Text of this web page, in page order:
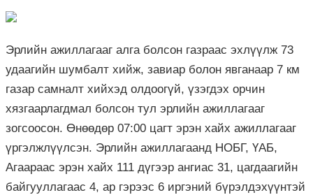
Эрлийн ажиллагааг алга болсон газраас эхлүүлж 73
удаагийн шумбалт хийж, завиар болон явганаар 7 км
газар самналт хийхэд олдоогүй, үзэгдэх орчин
хязгаарлагдмал болсон тул эрлийн ажиллагааг
зогсоосон. Өнөөдөр 07:00 цагт эрэн хайх ажиллагааг
үргэлжлүүлсэн. Эрлийн ажиллагаанд НОБГ, ҮАБ,
Агаараас эрэн хайх 111 дүгээр ангиас 31, цагдаагийн
байгууллагаас 4, ар гэрээс 6 иргэний бүрэлдэхүүнтэй